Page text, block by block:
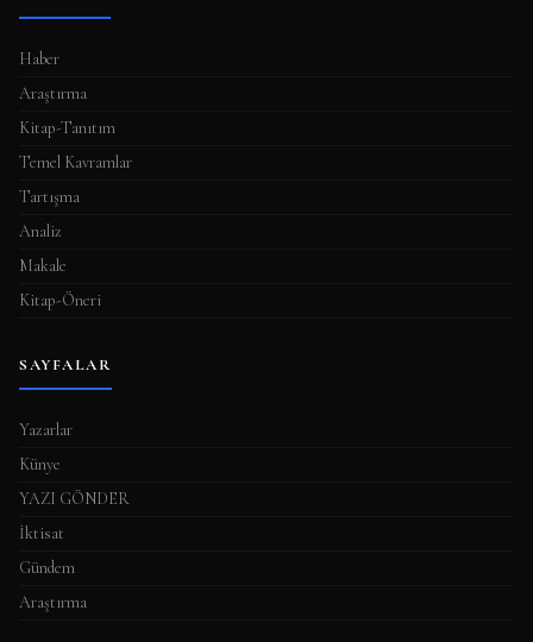
Haber
Araştırma
Kitap-Tanıtım
Temel Kavramlar
Tartışma
Analiz
Makale
Kitap-Öneri
SAYFALAR
Yazarlar
Künye
YAZI GÖNDER
İktisat
Gündem
Araştırma